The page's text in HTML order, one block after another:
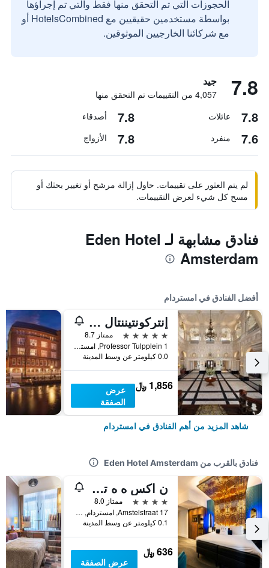
الحجوزات التي تم التحقق منها فقط والتي تم إجراؤها
بواسطة مستخدمين حقيقيين مع HotelsCombined أو
مع شركائنا الخارجيين الموثوقين.
7.8 جيد
4,057 من التقييمات تم التحقق منها
7.8 عائلات 7.8 أصدقاء
7.6 منفرد 7.8 الأزواج
لم يتم العثور على تقييمات. حاول إزالة مرشح أو تغيير بحثك أو
مسح كل شيء لعرض التقييمات.
فنادق مشابهة لـ Eden Hotel
Amsterdam
أفضل الفنادق في امستردام
إنتركونتيننتال أمستل أمستردام
5 نجوم
ممتاز 8.7
Professor Tulpplein 1, امستردام, مقاطعة شمال هولندا, هولندا
0.0 كيلومتر عن وسط المدينة
1,856 ﷼
عرض
الصفقة
شاهد المزيد من أهم الفنادق في امستردام
فنادق بالقرب من Eden Hotel Amsterdam
ن اكس ه ه تتل أمستردام ريمبراندت سكوير
4 نجوم
ممتاز 8.0
Amstelstraat 17, امستردام, مقاطعة شمال هولندا, هولندا
0.1 كيلومتر عن وسط المدينة
636 ﷼
عرض الصفقة